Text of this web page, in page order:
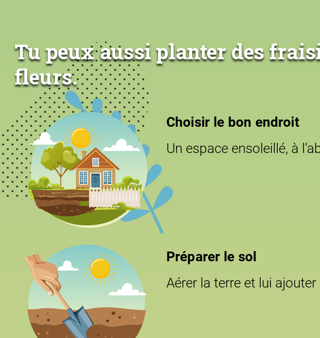
Tu peux aussi planter des
fleurs.
Choisir le bon endroit
Un espace ensoleillé, à
Préparer le sol
Aérer la terre et lui